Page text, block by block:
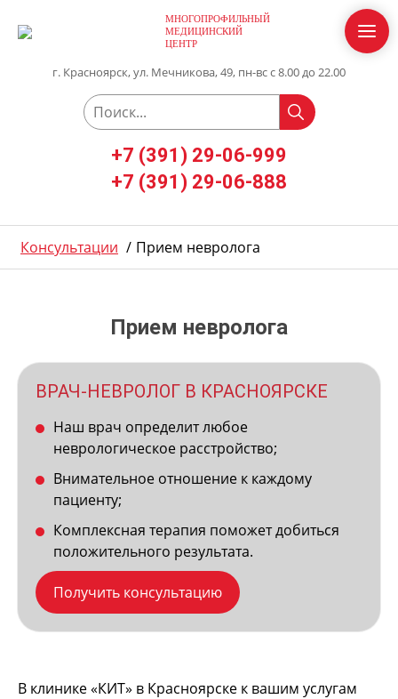
МНОГОПРОФИЛЬНЫЙ
МЕДИЦИНСКИЙ
ЦЕНТР
г. Красноярск, ул. Мечникова, 49, пн-вс с 8.00 до 22.00
+7 (391) 29-06-999
+7 (391) 29-06-888
Консультации / Прием невролога
Прием невролога
ВРАЧ-НЕВРОЛОГ В КРАСНОЯРСКЕ
Наш врач определит любое
неврологическое расстройство;
Внимательное отношение к каждому
пациенту;
Комплексная терапия поможет добиться
положительного результата.
Получить консультацию
В клинике «КИТ» в Красноярске к вашим услугам